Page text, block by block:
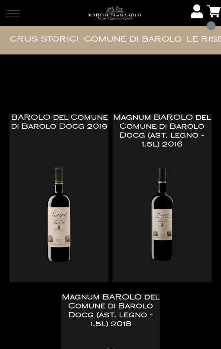
CRUS STORICI COMUNE DI BAROLO LE
BAROLO del Comune
di Barolo Docg 2019
Magnum BAROLO del
Comune di Barolo
Docg (ast. legno -
1.5l) 2016
Magnum BAROLO del
Comune di Barolo
Docg (ast. legno -
1.5l) 2018